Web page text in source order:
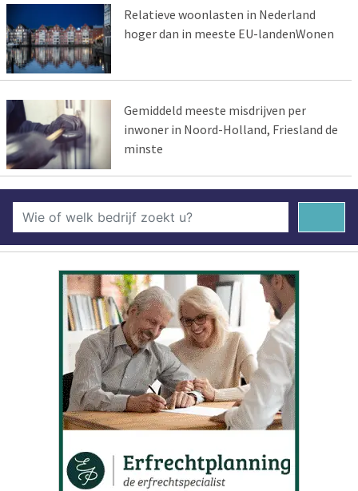
Relatieve woonlasten in Nederland
hoger dan in meeste EU-landenWonen
Gemiddeld meeste misdrijven per
inwoner in Noord-Holland, Friesland de
minste